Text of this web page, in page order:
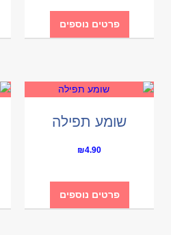
פרטים נוספים
שומע תפילה
₪4.90
פרטים נוספים